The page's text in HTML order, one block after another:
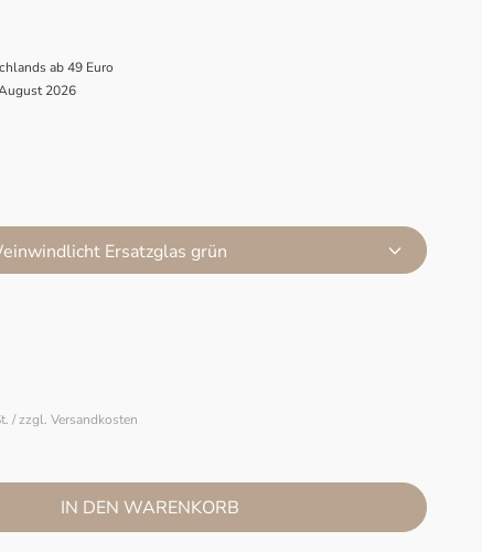
ab 49 Euro
2026
Ersatzglas grün
/ zzgl. Versandkosten
IN DEN WARENKORB